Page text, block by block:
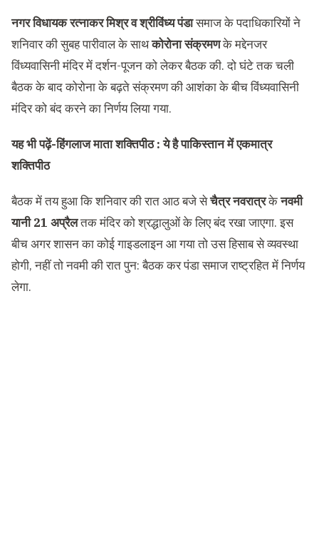
नगर विधायक रत्नाकर मिश्र व श्रीविंध्य पंडासमाज के पदाधिकारियों ने
शनिवार की सुबह पारीवाल के साथकोरोना संक्रमणके मद्देनजर
विंध्यवासिनी मंदिर में दर्शन-पूजन को लेकर बैठक की. दो घंटे तक चली
बैठक के बाद कोरोना के बढ़ते संक्रमण की आशंका के बीच विंध्यवासिनी
मंदिर को बंद करने का निर्णय लिया गया.
यह भी पढ़ें-हिंगलाज माता शक्तिपीठ : ये है पाकिस्तान में एकमात्र
शक्तिपीठ
बैठक में तय हुआ कि शनिवार की रात आठ बजे सेचैत्र नवरात्रकेनवमी
यानी 21 अप्रैलतक मंदिर को श्रद्धालुओं के लिए बंद रखा जाएगा. इस
बीच अगर शासन का कोई गाइडलाइन आ गया तो उस हिसाब से व्यवस्था
होगी, नहीं तो नवमी की रात पुन: बैठक कर पंडा समाज राष्ट्रहित में निर्णय
लेगा.